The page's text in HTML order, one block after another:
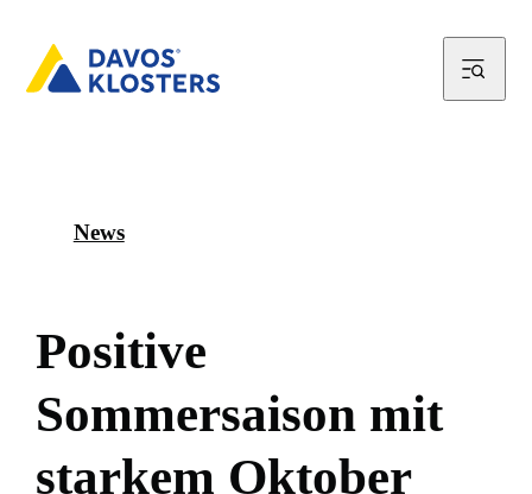
News
Positive
Sommersaison mit
starkem Oktober